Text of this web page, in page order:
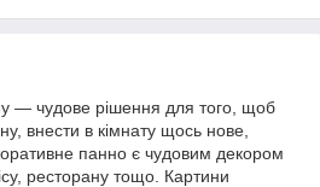
— чудове рішення для того, щоб
внести в кімнату щось нове,
панно є чудовим декором
ресторану тощо. Картини